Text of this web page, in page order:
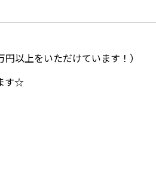
以上をいただけています！）
す☆